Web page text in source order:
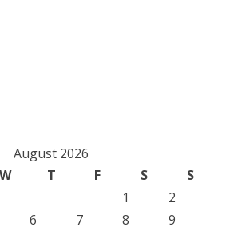
August 2026
W T F S
S
1
2
6 7 8 9